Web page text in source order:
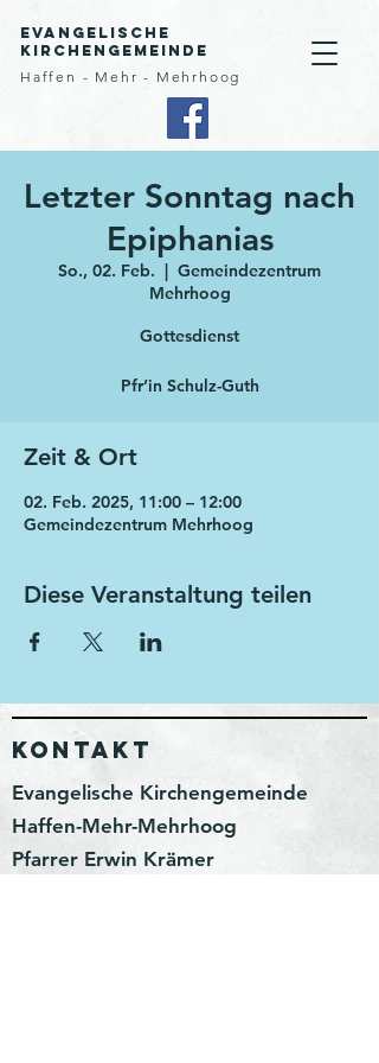
Evangelische
Kirchengemeinde
Haffen - Mehr - Mehrhoog
Letzter Sonntag nach
Epiphanias
So., 02. Feb.
  |
Gemeindezentrum
Mehrhoog
Gottesdienst
Pfr’in Schulz-Guth
Zeit & Ort
02. Feb. 2025, 11:00 – 12:00
Gemeindezentrum Mehrhoog
Diese Veranstaltung teilen
KONTAKT
Evangelische Kirchengemeinde
Haffen-Mehr-Mehrhoog
Pfarrer Erwin Krämer